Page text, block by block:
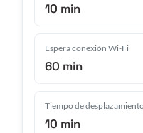
10 min
Espera conexión Wi-Fi
60 min
Tiempo de desplazamiento
10 min